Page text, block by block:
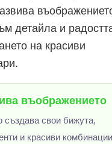
детайла и
на красиви
въображението
създава свои бижута,
и красиви